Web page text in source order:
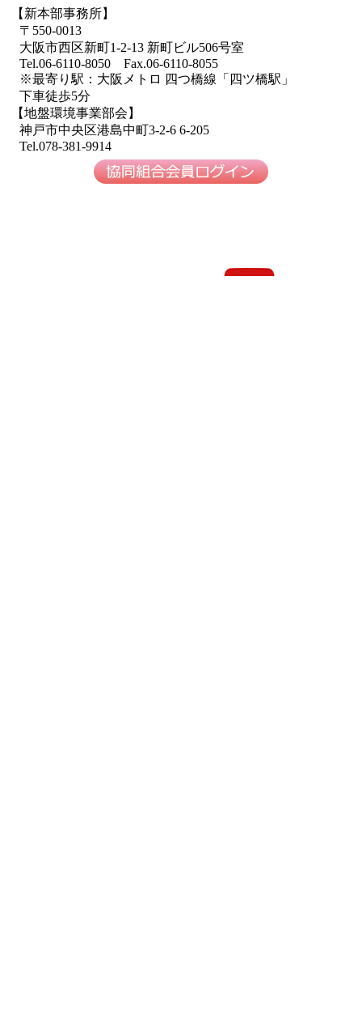
【新本部事務所】
〒550-0013
大阪市西区新町1-2-13 新町ビル506号室
Tel.06-6110-8050 Fax.06-6110-8055
※最寄り駅：大阪メトロ 四つ橋線「四ツ橋駅」
下車徒歩5分
【地盤環境事業部会】
神戸市中央区港島中町3-2-6 6-205
Tel.078-381-9914